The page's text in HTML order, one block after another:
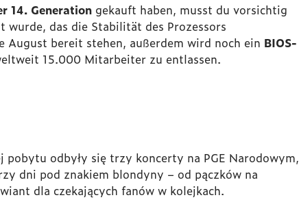
14. Generation gekauft haben, musst du vorsichtig
das die Stabilität des Prozessors
bereit stehen, außerdem wird noch ein BIOS-
15.000 Mitarbeiter zu entlassen.
pobytu odbyły się trzy koncerty na PGE Narodowym,
dni pod znakiem blondyny – od pączków na
dla czekających fanów w kolejkach.